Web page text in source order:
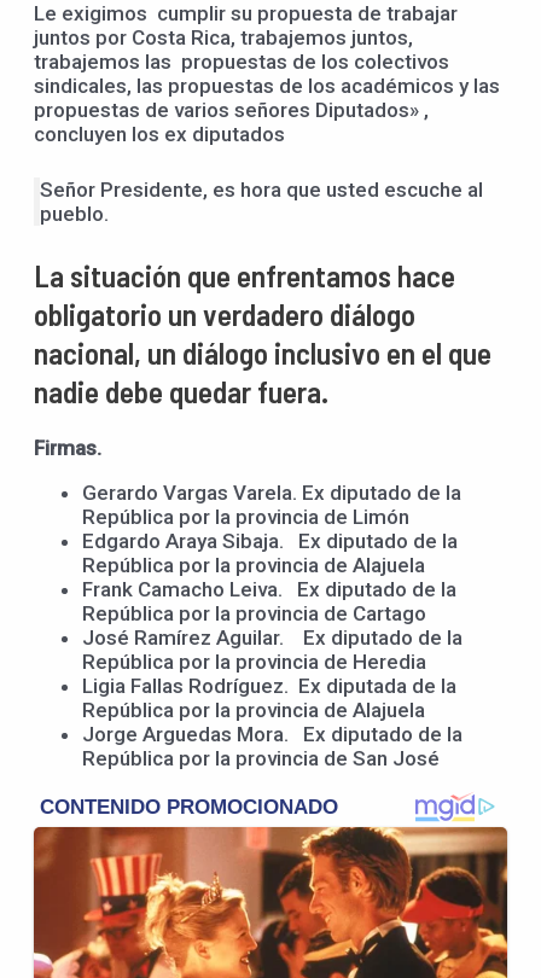
Le exigimos cumplir su propuesta de trabajar
juntos por Costa Rica, trabajemos juntos,
trabajemos las propuestas de los colectivos
sindicales, las propuestas de los académicos y las
propuestas de varios señores Diputados» ,
concluyen los ex diputados
Señor Presidente, es hora que usted escuche al
pueblo.
La situación que enfrentamos hace
obligatorio un verdadero diálogo
nacional, un diálogo inclusivo en el que
nadie debe quedar fuera.
Firmas.
Gerardo Vargas Varela. Ex diputado de la
República por la provincia de Limón
Edgardo Araya Sibaja. Ex diputado de la
República por la provincia de Alajuela
Frank Camacho Leiva. Ex diputado de la
República por la provincia de Cartago
José Ramírez Aguilar. Ex diputado de la
República por la provincia de Heredia
Ligia Fallas Rodríguez. Ex diputada de la
República por la provincia de Alajuela
Jorge Arguedas Mora. Ex diputado de la
República por la provincia de San José